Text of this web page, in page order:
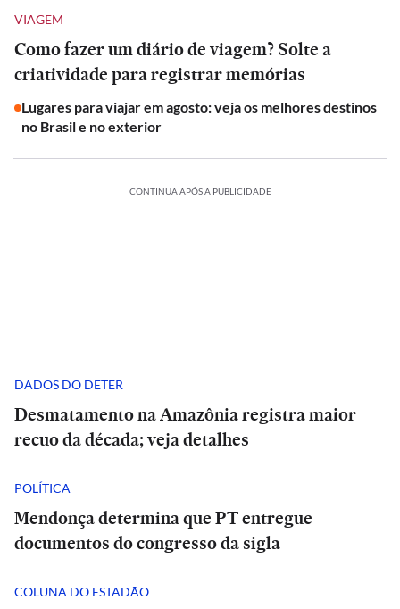
VIAGEM
Como fazer um diário de viagem? Solte a
criatividade para registrar memórias
Lugares para viajar em agosto: veja os melhores destinos
no Brasil e no exterior
CONTINUA APÓS A PUBLICIDADE
DADOS DO DETER
Desmatamento na Amazônia registra maior
recuo da década; veja detalhes
POLÍTICA
Mendonça determina que PT entregue
documentos do congresso da sigla
COLUNA DO ESTADÃO